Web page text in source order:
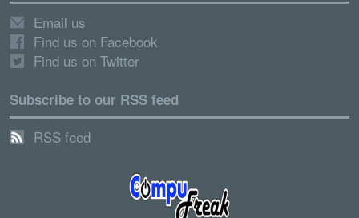
Email us
Find us on Facebook
Find us on Twitter
Subscribe to our RSS feed
RSS feed